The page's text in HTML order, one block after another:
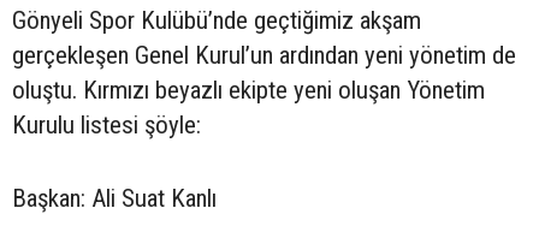
Gönyeli Spor Kulübü’nde geçtiğimiz akşam
gerçekleşen Genel Kurul’un ardından yeni yönetim de
oluştu. Kırmızı beyazlı ekipte yeni oluşan Yönetim
Kurulu listesi şöyle:
Başkan: Ali Suat Kanlı